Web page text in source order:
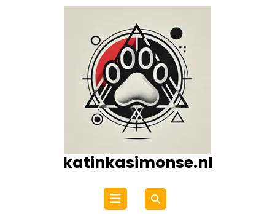
katinkasimonse.nl
Open
menu